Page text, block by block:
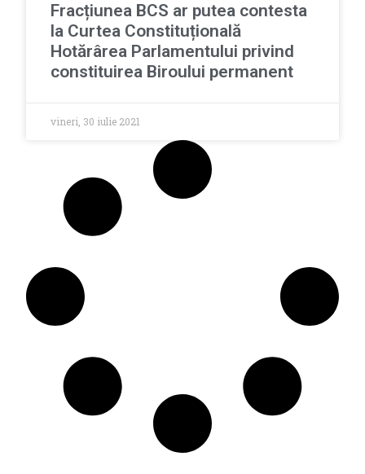
Fracțiunea BCS ar putea contesta
la Curtea Constituțională
Hotărârea Parlamentului privind
constituirea Biroului permanent
vineri, 30 iulie 2021